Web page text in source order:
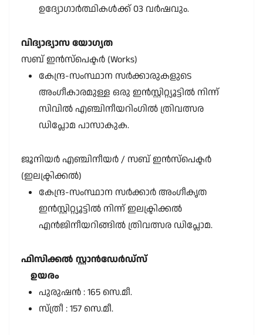
ഉദ്യോഗാർത്ഥികൾക്ക് 03 വർഷവും.
വിദ്യാഭ്യാസ യോഗ്യത
സബ് ഇൻസ്പെക്ടർ (Works)
കേന്ദ്ര-സംസ്ഥാന സർക്കാരുകളുടെ
അംഗീകാരമുള്ള ഒരു ഇൻസ്റ്റിറ്റ്യൂട്ടിൽ നിന്ന്
സിവിൽ എഞ്ചിനീയറിംഗിൽ ത്രിവത്സര
ഡിപ്ലോമ പാസാകുക.
ജൂനിയർ എഞ്ചിനീയർ / സബ് ഇൻസ്പെക്ടർ
(ഇലക്ട്രിക്കൽ)
കേന്ദ്ര-സംസ്ഥാന സർക്കാർ അംഗീകൃത
ഇൻസ്റ്റിറ്റ്യൂട്ടിൽ നിന്ന് ഇലക്ട്രിക്കൽ
എൻജിനീയറിങ്ങിൽ ത്രിവത്സര ഡിപ്ലോമ.
ഫിസിക്കൽ സ്റ്റാൻഡേർഡ്സ്
ഉയരം
പുരുഷൻ : 165 സെ.മീ.
സ്ത്രീ : 157 സെ.മീ.